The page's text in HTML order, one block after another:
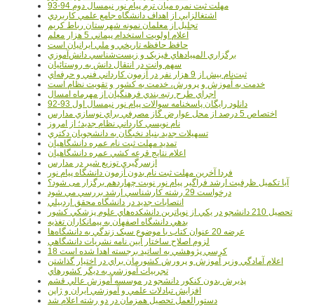
مهلت ثبت نمره میان ترم پیام نور نیمسال دوم 94-93
اشتغالزايي از اهداف دانشگاه جامع علمي کاربردي
تجليل از معلمان نمونه شهرستان رباط کريم
اعلام اولويت استخدام پيماني 5 هزار معلم
حافظ حافظه تاريخي و ملي ايرانيان است
برگزاري المپيادهاي فيزيک و زيست‌شناسي دانش‌آموزي
سهم وانت در انتقال دانش به روستائيان
ثبت‌نام بيش از 9 هزار نفر در آزمون کارداني فني و حرفه‌اي
خدمت به آموزش و پرورش، خدمت به کشور و تقويت نظام است
اجراي طرح رتبه بندي فرهنگيان از مهرماه امسال
دانلود رایگان پاسخنامه سوالات پیام نور نیمسال اول 93-92
اختصاص 5 درصد از محل عوارض گاز مصرفي براي نوسازي مدارس
نام نويسي کارداني نظام جديد؛ از امروز
تسهيلات جديد بنياد نخبگان به دانشجويان دکتري
تمديد مهلت ثبت نام عمره دانشگاهيان
اعلام نتايج قرعه کشي عمره دانشگاهيان
ازسرگيري توزيع شير در مدارس
فردا آخرین مهلت ثبت نام بدون آزمون دانشگاه پیام نور
آیا تکمیل ظرفیت ارشد فراگیر پیام نور نوبت چهاردهم برگزار می شود؟
درخواست 29 رشته کارشناسي ارشد بررسي مي شود
انتصابات جديد در دانشگاه محقق اردبيلي
تحصيل 210 دانشجو در يکي از نوپاترين دانشکده‌هاي علوم پزشکي کشور
بدهي دانشگاه اصفهان به پيمانکاران تغذيه
عرضه 20 عنوان کتاب با موضوع سبک زندگي به دانشگاه‌ها
لزوم اصلاح ساختار آيين نامه نشريات دانشگاهي
18 کرسي پژوهشي به اساتيد برجسته اهدا شده است
اعلام آمادگي وزير آموزش و پرورش کشورمان براي در اختيار گذاشتن
تجربيات آموزشي به ديگر کشورهاي
پذيرش بدون کنکور دانشجو در موسسه آموزش عالي قشم
افزايش تبادلات علمي و آموزشي ايران و ژاپن
دستورالعمل تحصیل همزمان در دو رشته اعلام شد